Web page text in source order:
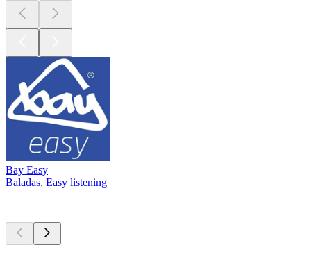
Bay Easy
Baladas, Easy listening